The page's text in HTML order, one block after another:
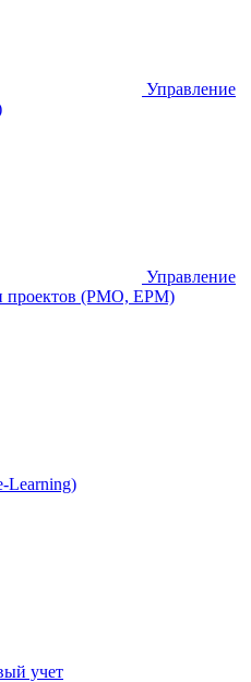
Управление
Управление
проектов (PMO, EPM)
Learning)
учет